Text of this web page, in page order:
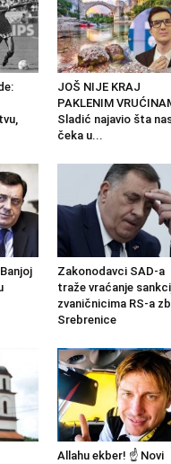
JOŠ NIJE KRAJ
PAKLENIM
Sladić najavio šta
čeka u...
Zakonodavci SAD-a
traže vraćanje
zvaničnicima RS-a
Srebrenice
Allahu ekber! ☝️ Novi